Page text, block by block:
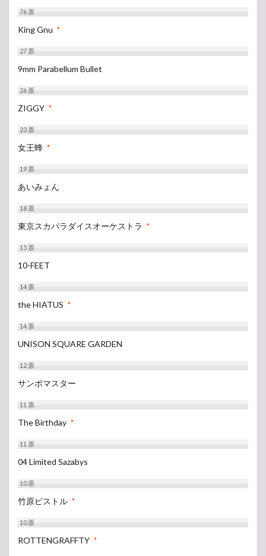
76票
King Gnu *
27票
9mm Parabellum Bullet
26票
ZIGGY *
23票
女王蜂 *
19票
あいみょん
18票
東京スカパラダイスオーケストラ *
15票
10-FEET
14票
the HIATUS *
14票
UNISON SQUARE GARDEN
12票
サンボマスター
11票
The Birthday *
11票
04 Limited Sazabys
10票
竹原ピストル *
10票
ROTTENGRAFFTY *